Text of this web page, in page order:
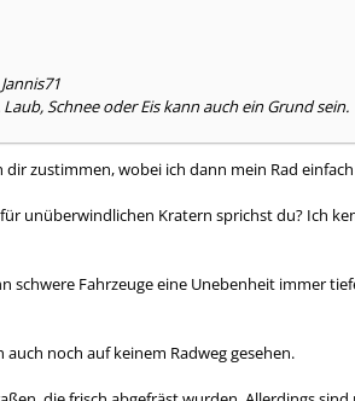
Schnee oder Eis kann auch ein Grund sein.
dir zustimmen, wobei ich dann mein Rad
unüberwindlichen Kratern sprichst du? Ich
schwere Fahrzeuge eine Unebenheit immer
auch noch auf keinem Radweg gesehen.